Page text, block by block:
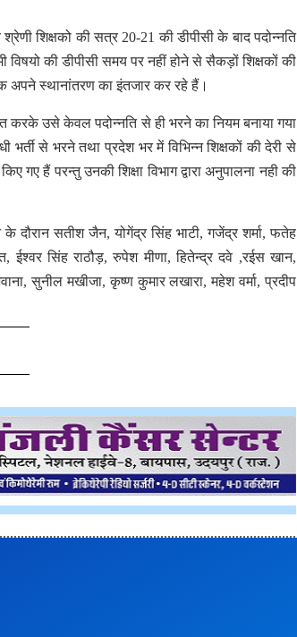
शिक्षको की सत्र 20-21 की डीपीसी के बाद पदोन्नति
की डीपीसी समय पर नहीं होने से सैकड़ों शिक्षकों की
अपने स्थानांतरण का इंतजार कर रहे हैं।
करके उसे केवल पदोन्नति से ही भरने का नियम बनाया गया
भर्ती से भरने तथा प्रदेश भर में विभिन्न शिक्षकों की देरी से
हैं परन्तु उनकी शिक्षा विभाग द्वारा अनुपालना नही की
के दौरान सतीश जैन, योगेंद्र सिंह भाटी, गजेंद्र शर्मा, फतेह
ईश्वर सिंह राठौड़, रुपेश मीणा, हितेन्द्र दवे ,रईस खान,
सुनील मखीजा, कृष्ण कुमार लखारा, महेश वर्मा, प्रदीप